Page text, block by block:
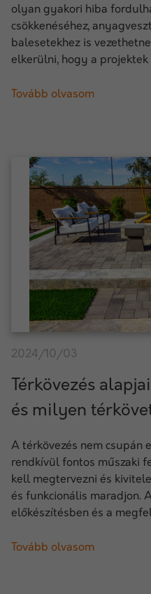
olyan gyakori hiba
csökkenéséhez,
balesetekhez is
elkerülni, hogy a projektek
Tovább olvasom
2024/10/03
Térkövezés
és milyen
A térkövezés nem csupán
rendkívül fontos műszaki
kell megtervezni és
és funkcionális maradjon.
előkészítésben és a
Tovább olvasom